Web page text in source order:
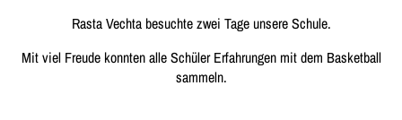
Rasta Vechta besuchte zwei Tage unsere Schule.
Mit viel Freude konnten alle Schüler Erfahrungen mit dem Basketball
sammeln.